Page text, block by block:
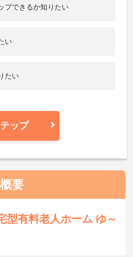
プできるか知りたい
い
たい
ップ
要
型有料老人ホーム ゆ～